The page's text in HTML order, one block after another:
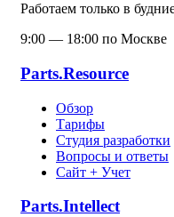
Работаем только в
9:00 — 18:00 по Москве
Parts.Resource
Обзор
Тарифы
Студия разработки
Вопросы и ответы
Сайт + Учет
Parts.Intellect